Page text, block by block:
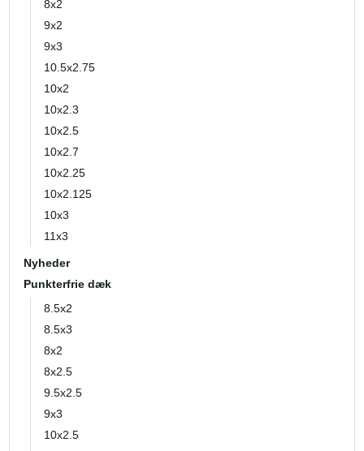
8x2
9x2
9x3
10.5x2.75
10x2
10x2.3
10x2.5
10x2.7
10x2.25
10x2.125
10x3
11x3
Nyheder
Punkterfrie dæk
8.5x2
8.5x3
8x2
8x2.5
9.5x2.5
9x3
10x2.5